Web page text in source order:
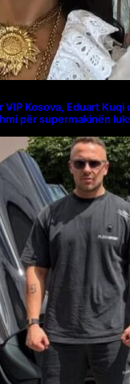
Kosova, Eduart Kuqi
për supermakinën